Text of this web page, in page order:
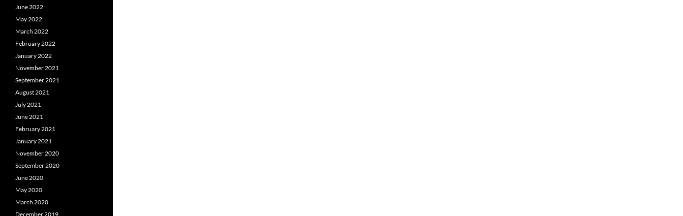
June 2022
May 2022
March 2022
February 2022
January 2022
November 2021
September 2021
August 2021
July 2021
June 2021
February 2021
January 2021
November 2020
September 2020
June 2020
May 2020
March 2020
December 2019